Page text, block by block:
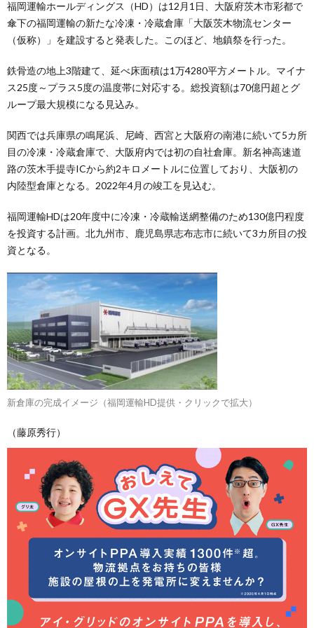
福岡運輸ホールディングス（HD）は12月1日、大阪府茨木市彩都で
傘下の福岡運輸の新たな冷凍・冷蔵倉庫「大阪茨木物流センター
（仮称）」を建設すると発表した。このほど、地鎮祭を行った。
鉄骨造の地上3階建て、延べ床面積は1万4280平方メートル。マイナ
ス25度～プラス5度の温度帯に対応する。総投資額は70億円超とグ
ループ最大規模になる見込み。
関西では兵庫県の鳴尾浜、尼崎、西宮と大阪府の南港に続いて5カ所
目の冷凍・冷蔵倉庫で、大阪府内では初の自社倉庫。新名神高速道
路の茨木手提寺ICから約2キロメートルに位置しており、大阪初の
内陸型倉庫となる。2022年4月の竣工を見込む。
福岡運輸HDは20年度中に冷凍・冷蔵輸送網整備のため130億円程度
を投資する計画。北九州市、鹿児島県志布志市に続いて3カ所目の投
資となる。
新倉庫の完成イメージ（福岡運輸HD提供・クリックで拡大）
（藤原秀行）